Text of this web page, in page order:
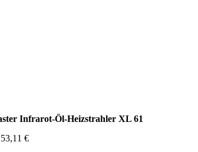
Infrarot-Öl-Heizstrahler XL 61
€